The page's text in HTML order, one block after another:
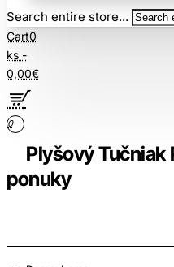
Search entire store...
Cart0
ks -
0,00€
0
Plyšový Tučniak
ponuky